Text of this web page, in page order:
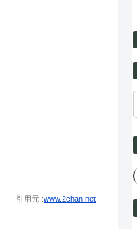
引用元 :www.2chan.net